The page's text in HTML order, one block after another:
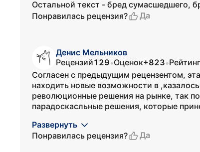
Остальной текст - бред сумасшедшего,
Понравилась рецензия?
Да
Денис Мельников
Рецензий129•Оценок+823•Рейтинг
Согласен с предыдущим рецензентом,
находить новые возможности в
революционные решения на рынке, так
парадоскасльные решения, которые
Развернуть
Понравилась рецензия?
Да